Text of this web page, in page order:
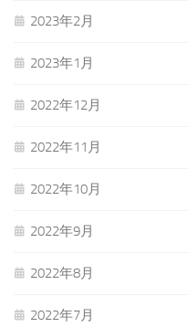
2023年2月
2023年1月
2022年12月
2022年11月
2022年10月
2022年9月
2022年8月
2022年7月